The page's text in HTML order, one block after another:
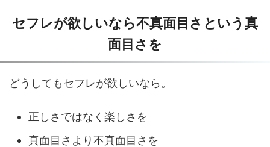
セフレが欲しいなら不真面目さという真
面目さを
どうしてもセフレが欲しいなら。
正しさではなく楽しさを
真面目さより不真面目さを